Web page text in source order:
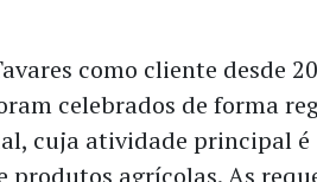
como cliente desde
celebrados de forma
cuja atividade principal é